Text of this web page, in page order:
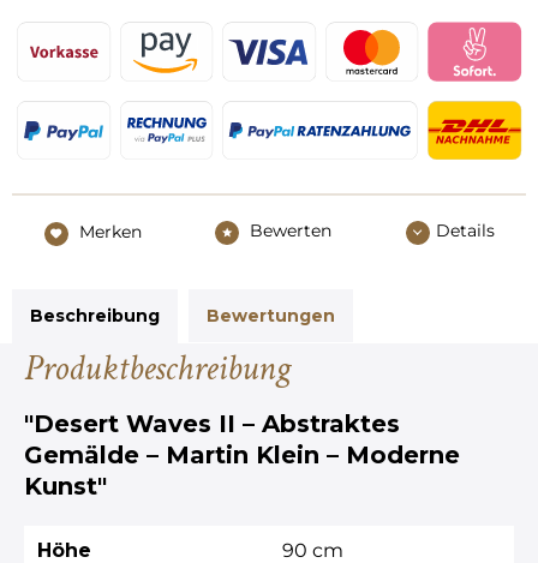
Merken Bewerten Details
Beschreibung Bewertungen
Produktbeschreibung
"Desert Waves II – Abstraktes
Gemälde – Martin Klein – Moderne
Kunst"
Höhe 90 cm